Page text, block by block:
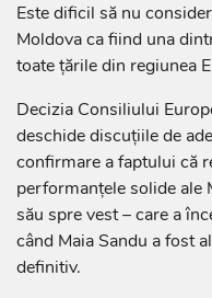
Este dificil să nu
Moldova ca fiind una
toate țările din regiunea
Decizia Consiliului
deschide discuțiile de
confirmare a faptului că
performanțele solide ale
său spre vest – care a
când Maia Sandu a fost
definitiv.